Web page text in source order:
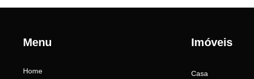
Menu
Home
Imóveis
Casa